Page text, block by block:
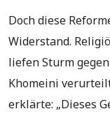
Doch diese
Widerstand.
liefen Sturm
Khomeini
erklärte: „Dieses